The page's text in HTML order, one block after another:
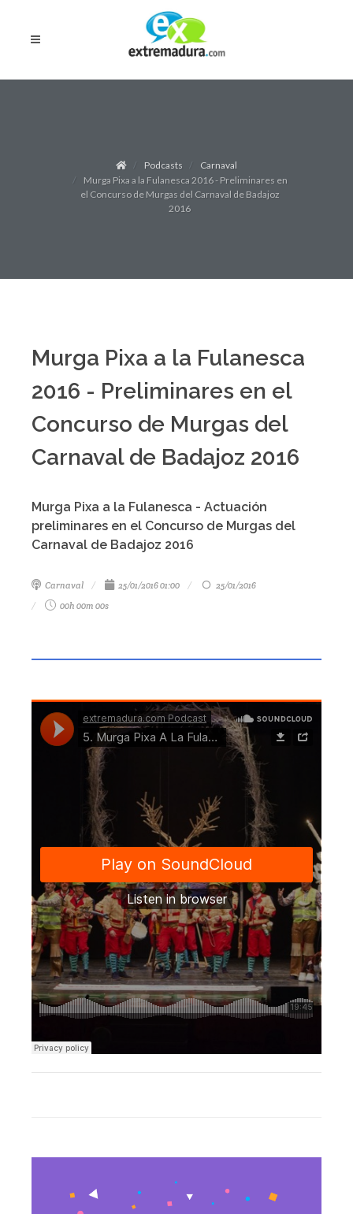
Podcasts
Carnaval
Murga Pixa a la Fulanesca 2016 - Preliminares en
el Concurso de Murgas del Carnaval de Badajoz
2016
Murga Pixa a la Fulanesca
2016 - Preliminares en el
Concurso de Murgas del
Carnaval de Badajoz 2016
Murga Pixa a la Fulanesca - Actuación
preliminares en el Concurso de Murgas del
Carnaval de Badajoz 2016
Carnaval 25/01/2016 01:00
25/01/2016
00h 00m 00s